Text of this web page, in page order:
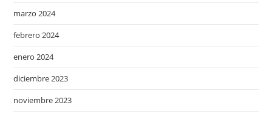
marzo 2024
febrero 2024
enero 2024
diciembre 2023
noviembre 2023